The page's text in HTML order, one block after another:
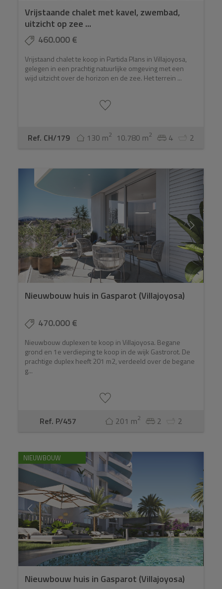
Vrijstaande chalet met kavel, zwembad,
uitzicht op zee ...
460.000 €
Vrijstaand chalet te koop in Partida Plans in Villajoyosa,
gelegen in een prachtig natuurlijke omgeving met een
wijd uitzicht over de horizon en de zee. Het terrein ...
Ref. CH/179 130 m2 10.780 m2 4 2
Nieuwbouw huis in Gasparot (Villajoyosa)
470.000 €
Nieuwbouw duplexen te koop in Villajoyosa. Begane
grond en 1e verdieping te koop in de wijk Gastrorot. De
prachtige duplex heeft 201 m2, verdeeld over de begane
g...
Ref. P/457 201 m2 2 2
NIEUWBOUW
Nieuwbouw huis in Gasparot (Villajoyosa)